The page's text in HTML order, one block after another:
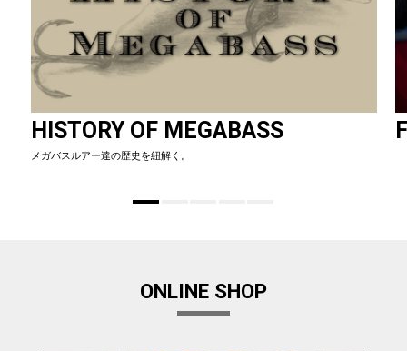
HISTORY OF MEGABASS
メガバスルアー達の歴史を紐解く。
ONLINE SHOP